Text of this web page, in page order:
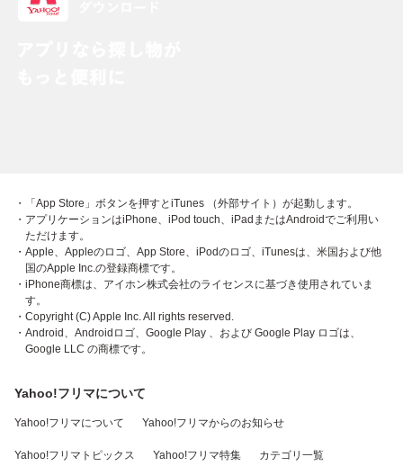
・「App Store」ボタンを押すとiTunes （外部サイト）が起動します。
・アプリケーションはiPhone、iPod touch、iPadまたはAndroidでご利用い
ただけます。
・Apple、Appleのロゴ、App Store、iPodのロゴ、iTunesは、米国および他
国のApple Inc.の登録商標です。
・iPhone商標は、アイホン株式会社のライセンスに基づき使用されていま
す。
・Copyright (C) Apple Inc. All rights reserved.
・Android、Androidロゴ、Google Play 、および Google Play ロゴは、
Google LLC の商標です。
Yahoo!フリマについて
Yahoo!フリマについて Yahoo!フリマからのお知らせ
Yahoo!フリマトピックス Yahoo!フリマ特集 カテゴリ一覧